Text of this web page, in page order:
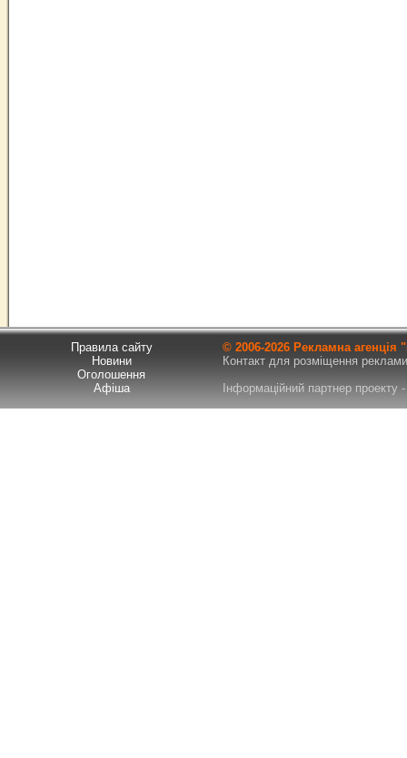
Правила сайту
Новини
Оголошення
Афіша
© 2006-2026 Рекламна
Контакт для розміщення
Інформаційний партнер проекту